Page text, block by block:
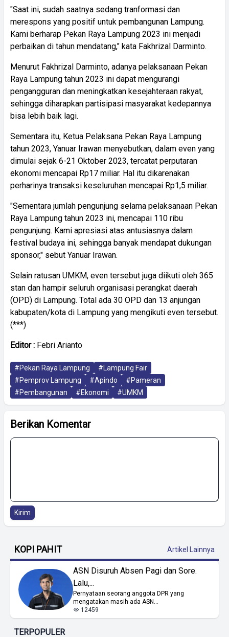
"Saat ini, sudah saatnya sedang tranformasi dan
merespons yang positif untuk pembangunan Lampung.
Kami berharap Pekan Raya Lampung 2023 ini menjadi
perbaikan di tahun mendatang," kata Fakhrizal Darminto.
Menurut Fakhrizal Darminto, adanya pelaksanaan Pekan
Raya Lampung tahun 2023 ini dapat mengurangi
pengangguran dan meningkatkan kesejahteraan rakyat,
sehingga diharapkan partisipasi masyarakat kedepannya
bisa lebih baik lagi.
Sementara itu, Ketua Pelaksana Pekan Raya Lampung
tahun 2023, Yanuar Irawan menyebutkan, dalam even yang
dimulai sejak 6-21 Oktober 2023, tercatat perputaran
ekonomi mencapai Rp17 miliar. Hal itu dikarenakan
perharinya transaksi keseluruhan mencapai Rp1,5 miliar.
"Sementara jumlah pengunjung selama pelaksanaan Pekan
Raya Lampung tahun 2023 ini, mencapai 110 ribu
pengunjung. Kami apresiasi atas antusiasnya dalam
festival budaya ini, sehingga banyak mendapat dukungan
sponsor," sebut Yanuar Irawan.
Selain ratusan UMKM, even tersebut juga diikuti oleh 365
stan dan hampir seluruh organisasi perangkat daerah
(OPD) di Lampung. Total ada 30 OPD dan 13 anjungan
kabupaten/kota di Lampung yang mengikuti even tersebut.
(***)
Editor : Febri Arianto
#Pekan Raya Lampung
#Lampung Fair
#Pemprov Lampung
#Apindo
#Pameran
#Pembangunan
#Ekonomi #UMKM
Berikan Komentar
Kirim
KOPI PAHIT Artikel Lainnya
ASN Disuruh Absen Pagi dan Sore.
Lalu,...
Pernyataan seorang anggota DPR yang
mengatakan masih ada ASN...
12459
TERPOPULER